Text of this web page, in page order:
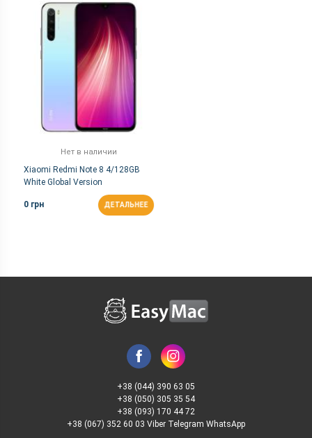
Нет в наличии
Xiaomi Redmi Note 8 4/128GB
White Global Version
0 грн ДЕТАЛЬНЕЕ
+38 (044) 390 63 05
+38 (050) 305 35 54
+38 (093) 170 44 72
+38 (067) 352 60 03 Viber Telegram WhatsApp